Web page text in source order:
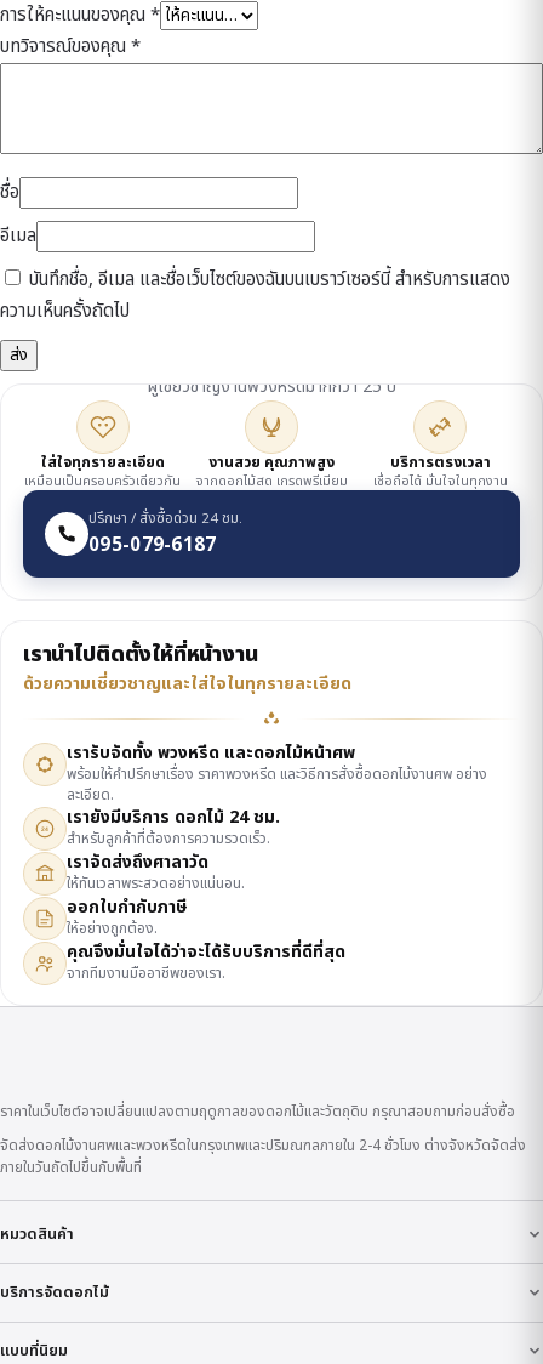
การให้คะแนนของคุณ *
บทวิจารณ์ของคุณ *
ชื่อ
อีเมล
บันทึกชื่อ, อีเมล และชื่อเว็บไซต์ของฉันบนเบราว์เซอร์นี้ สำหรับการแสดง
ความเห็นครั้งถัดไป
ผู้เชี่ยวชาญงานพวงหรีดมากกว่า 25 ปี
ใส่ใจทุกรายละเอียด
เหมือนเป็นครอบครัวเดียวกัน
งานสวย คุณภาพสูง
จากดอกไม้สด เกรดพรีเมียม
บริการตรงเวลา
เชื่อถือได้ มั่นใจในทุกงาน
ปรึกษา / สั่งซื้อด่วน 24 ชม.
095-079-6187
เรานำไปติดตั้งให้ที่หน้างาน
ด้วยความเชี่ยวชาญและใส่ใจในทุกรายละเอียด
เรารับจัดทั้ง พวงหรีด และดอกไม้หน้าศพ
พร้อมให้คำปรึกษาเรื่อง ราคาพวงหรีด และวิธีการสั่งซื้อดอกไม้งานศพ อย่าง
ละเอียด.
24 เรายังมีบริการ ดอกไม้ 24 ชม.
สำหรับลูกค้าที่ต้องการความรวดเร็ว.
เราจัดส่งถึงศาลาวัด
ให้ทันเวลาพระสวดอย่างแน่นอน.
ออกใบกำกับภาษี
ให้อย่างถูกต้อง.
คุณจึงมั่นใจได้ว่าจะได้รับบริการที่ดีที่สุด
จากทีมงานมืออาชีพของเรา.
ราคาในเว็บไซต์อาจเปลี่ยนแปลงตามฤดูกาลของดอกไม้และวัตถุดิบ กรุณาสอบถามก่อนสั่งซื้อ
จัดส่งดอกไม้งานศพและพวงหรีดในกรุงเทพและปริมณฑลภายใน 2-4 ชั่วโมง ต่างจังหวัดจัดส่ง
ภายในวันถัดไปขึ้นกับพื้นที่
หมวดสินค้า
บริการจัดดอกไม้
แบบที่นิยม